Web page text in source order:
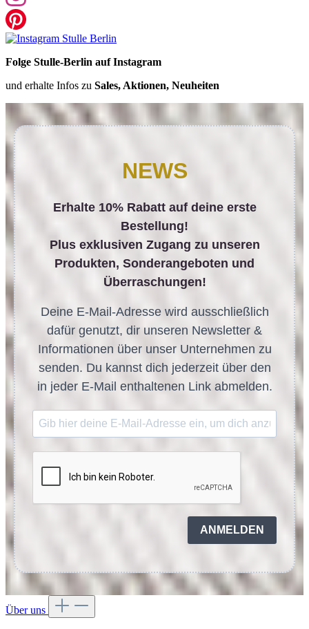
Folge Stulle-Berlin auf Instagram
und erhalte Infos zu Sales, Aktionen, Neuheiten
NEWS
Erhalte 10% Rabatt auf deine erste
Bestellung!
Plus exklusiven Zugang zu unseren
Produkten, Sonderangeboten und
Überraschungen!
Deine E-Mail-Adresse wird ausschließlich
dafür genutzt, dir unseren Newsletter &
Informationen über unser Unternehmen zu
senden. Du kannst dich jederzeit über den
in jeder E-Mail enthaltenen Link abmelden.
ANMELDEN
Über uns